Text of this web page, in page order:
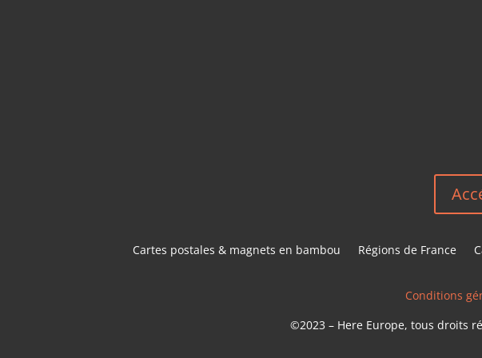
Cartes postales & magnets en bambou Régions de France
Conditions
©2023 – Here Europe, tous droits